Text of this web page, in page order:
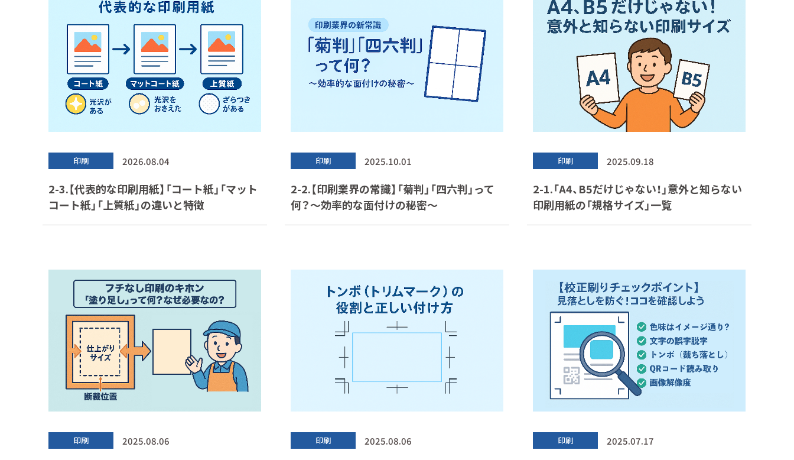
印刷 2026.08.04
2-3.【代表的な印刷用紙】「コート紙」「マット
コート紙」「上質紙」の違いと特徴
印刷 2025.10.01
2-2.【印刷業界の常識】「菊判」「四六判」って
何？～効率的な面付けの秘密～
印刷 2025.09.18
2-1.「A4、B5だけじゃない！」意外と知らない
印刷用紙の「規格サイズ」一覧
印刷 2025.08.06 印刷 2025.08.06 印刷 2025.07.17